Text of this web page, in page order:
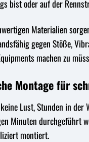
bist oder auf der
Materialien
gegen Stöße,
machen zu
Montage für
Lust, Stunden in
Minuten durchgeführt
montiert.